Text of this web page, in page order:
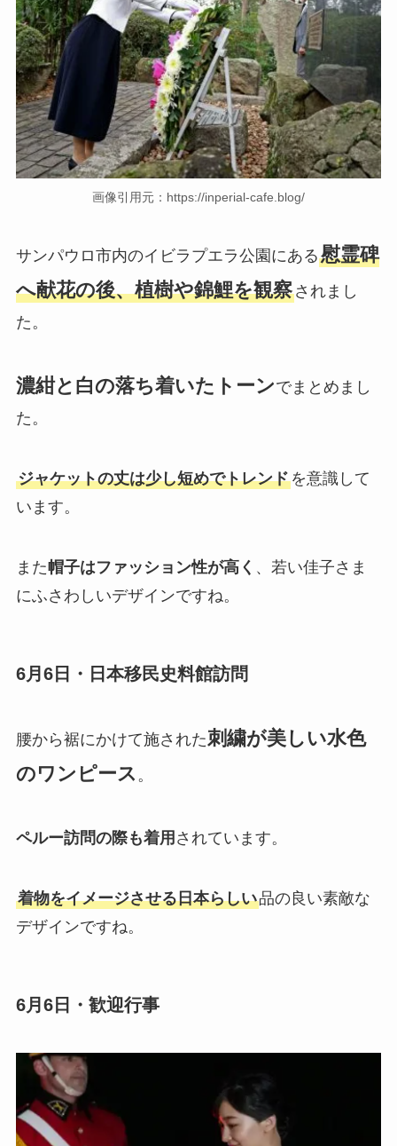
画像引用元：https://inperial-cafe.blog/
サンパウロ市内のイビラプエラ公園にある慰霊碑
へ献花の後、植樹や錦鯉を観察されまし
た。
濃紺と白の落ち着いたトーンでまとめまし
た。
ジャケットの丈は少し短めでトレンドを意識して
います。
また帽子はファッション性が高く 、若い佳子さま
にふさわしいデザインですね。
6月6日・日本移民史料館訪問
腰から裾にかけて施された刺繍が美しい水色
のワンピース 。
ペルー訪問の際も着用 されています。
着物をイメージさせる日本らしい品の良い素敵な
デザインですね。
6月6日・歓迎行事